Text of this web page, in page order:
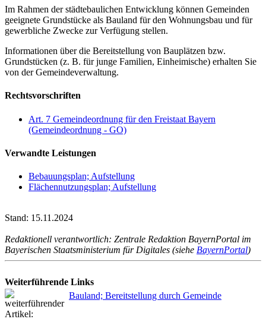
Im Rahmen der städtebaulichen Entwicklung können Gemeinden
geeignete Grundstücke als Bauland für den Wohnungsbau und für
gewerbliche Zwecke zur Verfügung stellen.
Informationen über die Bereitstellung von Bauplätzen bzw.
Grundstücken (z. B. für junge Familien, Einheimische) erhalten Sie
von der Gemeindeverwaltung.
Rechtsvorschriften
Art. 7 Gemeindeordnung für den Freistaat Bayern
(Gemeindeordnung - GO)
Verwandte Leistungen
Bebauungsplan; Aufstellung
Flächennutzungsplan; Aufstellung
Stand: 15.11.2024
Redaktionell verantwortlich: Zentrale Redaktion BayernPortal im
Bayerischen Staatsministerium für Digitales (siehe BayernPortal)
Weiterführende Links
Bauland; Bereitstellung durch Gemeinde